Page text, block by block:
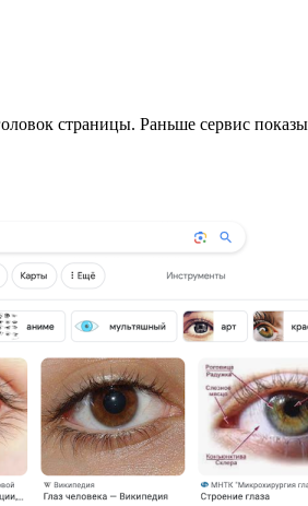
страницы. Раньше сервис